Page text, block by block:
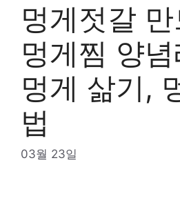
멍게젓갈
멍게찜 양
멍게 삶기,
법
03월 23일